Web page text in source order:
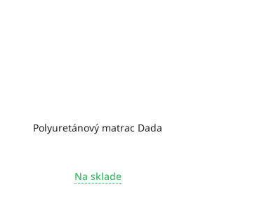
Polyuretánový matrac Dada
Na sklade